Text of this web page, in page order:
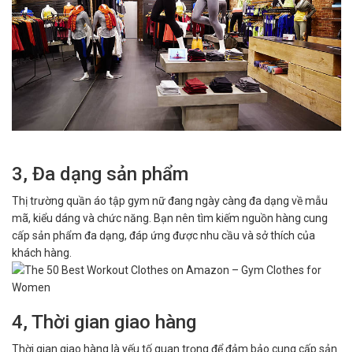
3, Đa dạng sản phẩm
Thị trường quần áo tập gym nữ đang ngày càng đa dạng về mẫu
mã, kiểu dáng và chức năng. Bạn nên tìm kiếm nguồn hàng cung
cấp sản phẩm đa dạng, đáp ứng được nhu cầu và sở thích của
khách hàng.
4, Thời gian giao hàng
Thời gian giao hàng là yếu tố quan trọng để đảm bảo cung cấp sản